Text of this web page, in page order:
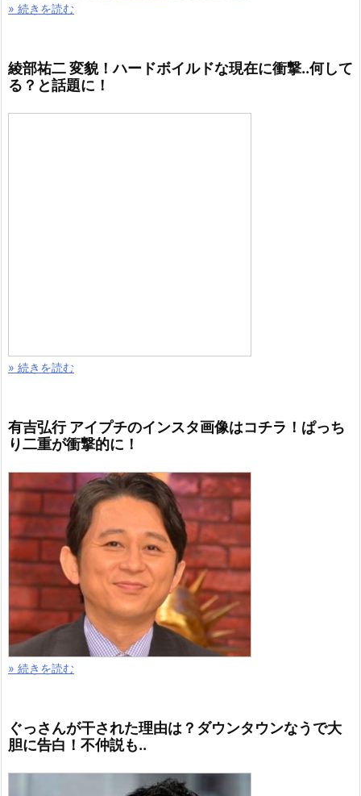
» 続きを読む
綾部祐二 変貌！ハードボイルドな現在に衝撃..何して
る？と話題に！
» 続きを読む
有吉弘行 アイプチのインスタ画像はコチラ！ぱっち
り二重が衝撃的に！
» 続きを読む
ぐっさんが干された理由は？ダウンタウンなうで大
胆に告白！不仲説も..